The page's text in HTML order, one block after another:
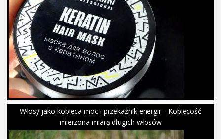
Włosy jako kobieca moc i przekaźnik energii – Kobiecość
mierzona miarą długich włosów